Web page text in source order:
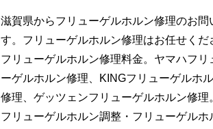
滋賀県からフリューゲルホルン修理のお
す。フリューゲルホルン修理はお任せく
フリューゲルホルン修理料金。ヤマハフ
ーゲルホルン修理、KINGフリューゲルホ
修理、ゲッツェンフリューゲルホルン修
フリューゲルホルン調整・フリューゲル